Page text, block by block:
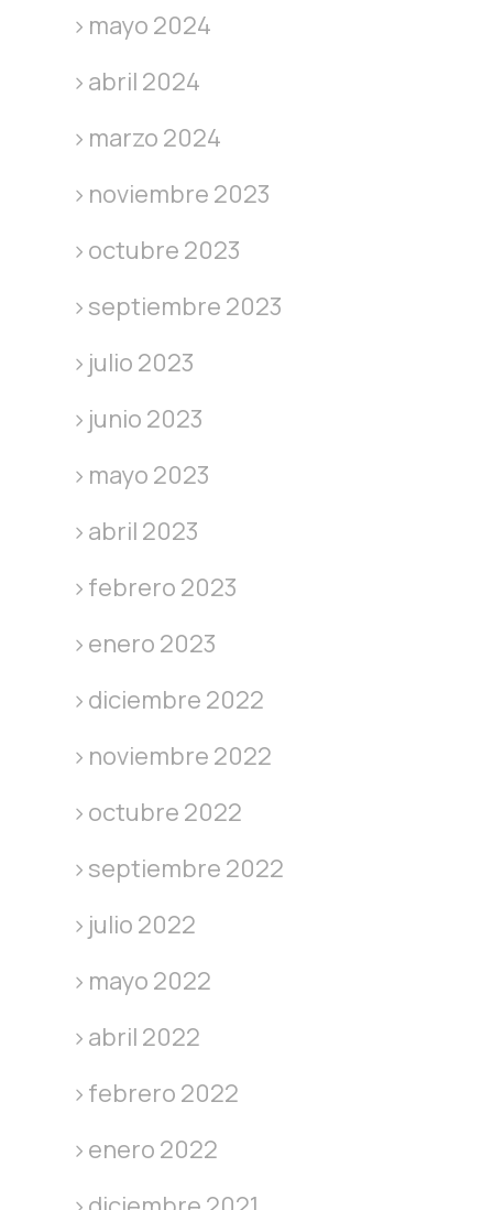
mayo 2024
abril 2024
marzo 2024
noviembre 2023
octubre 2023
septiembre 2023
julio 2023
junio 2023
mayo 2023
abril 2023
febrero 2023
enero 2023
diciembre 2022
noviembre 2022
octubre 2022
septiembre 2022
julio 2022
mayo 2022
abril 2022
febrero 2022
enero 2022